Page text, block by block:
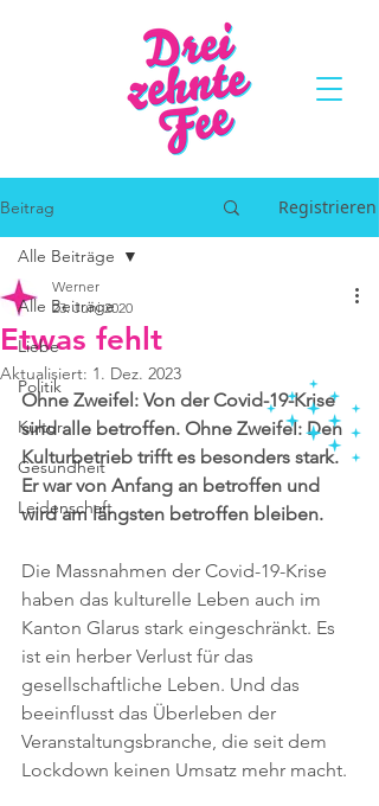
Beitrag Registrieren
Alle Beiträge
Liebe
Politik
Kultur
Gesundheit
Leidenschaft
Alle Beiträge
Etwas fehlt
Werner
23. Juni 2020
Aktualisiert: 1. Dez. 2023
Ohne Zweifel: Von der Covid-19-Krise
sind alle betroffen. Ohne Zweifel: Den
Kulturbetrieb trifft es besonders stark.
Er war von Anfang an betroffen und
wird am längsten betroffen bleiben.
Die Massnahmen der Covid-19-Krise
haben das kulturelle Leben auch im
Kanton Glarus stark eingeschränkt. Es
ist ein herber Verlust für das
gesellschaftliche Leben. Und das
beeinflusst das Überleben der
Veranstaltungsbranche, die seit dem
Lockdown keinen Umsatz mehr macht.